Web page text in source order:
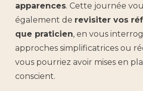
apparences. Cette journée
également de revisiter vos
que praticien, en vous
approches simplificatrices ou
vous pourriez avoir mises en
conscient.